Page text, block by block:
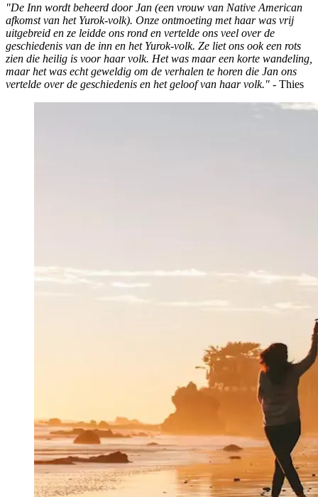
"De Inn wordt beheerd door Jan (een vrouw van Native American
afkomst van het Yurok-volk). Onze ontmoeting met haar was vrij
uitgebreid en ze leidde ons rond en vertelde ons veel over de
geschiedenis van de inn en het Yurok-volk. Ze liet ons ook een rots
zien die heilig is voor haar volk. Het was maar een korte wandeling,
maar het was echt geweldig om de verhalen te horen die Jan ons
vertelde over de geschiedenis en het geloof van haar volk." - Thies